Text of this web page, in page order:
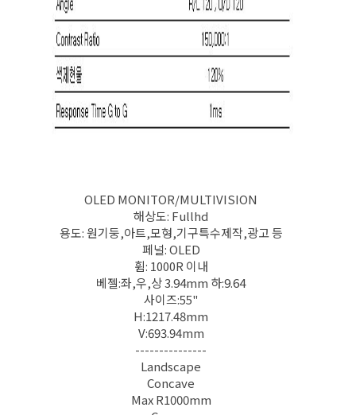
OLED MONITOR/MULTIVISION
해상도: Fullhd
용도: 원기둥,아트,모형,기구특수제작,광고 등
페널: OLED
휨: 1000R 이내
베젤:좌,우,상 3.94mm 하:9.64
사이즈:55"
H:1217.48mm
V:693.94mm
---------------
Landscape
Concave
Max R1000mm